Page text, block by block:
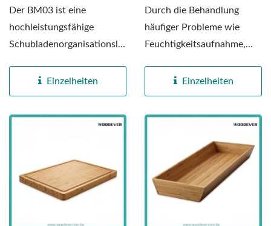
Der BM03 ist eine
hochleistungsfähige
Schubladenorganisationslösung,
Einzelheiten
Durch die Behandlung
häufiger Probleme wie
Feuchtigkeitsaufnahme,
Verformung...Einzelheiten